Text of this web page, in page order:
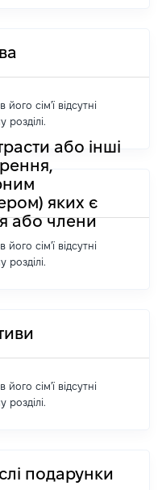
сім'ї відсутні
розділі.
або інші
яких є
або члени
сім'ї відсутні
розділі.
сім'ї відсутні
розділі.
подарунки